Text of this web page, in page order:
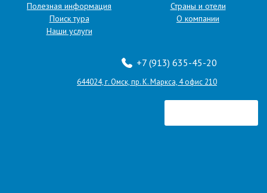
ООО «Агентство «Аэролайн»
ИНН 5504096607
Юридический адрес: 644024, г. Омск, пр. К. Маркса, 4 офис
Полезная информация
Поиск тура
Наши услуги
Страны и отели
О компании
+7 (913) 635-45-20
644024, г. Омск, пр. К. Маркса, 4 офис 210